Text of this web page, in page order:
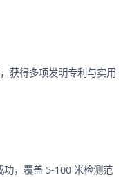
获得多项发明专利与实用
，覆盖 5-100 米检测范